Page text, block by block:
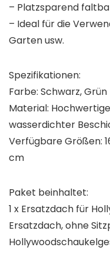
– Platzsparend
– Ideal für die
Garten usw.
Spezifikationen:
Farbe: Schwarz, Grün
Material:
wasserdichter
Verfügbare Größen:
cm
Paket beinhaltet:
1 x Ersatzdach für
Ersatzdach, ohne